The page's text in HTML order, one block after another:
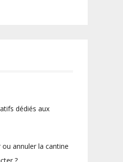
dédiés aux
annuler la cantine